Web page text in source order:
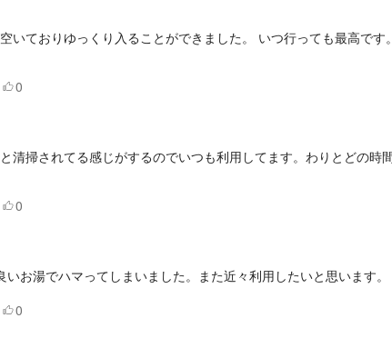
いておりゆっくり入ることができました。 いつ行っても最高です
0
清掃されてる感じがするのでいつも利用してます。わりとどの時
0
お湯でハマってしまいました。また近々利用したいと思います。
0